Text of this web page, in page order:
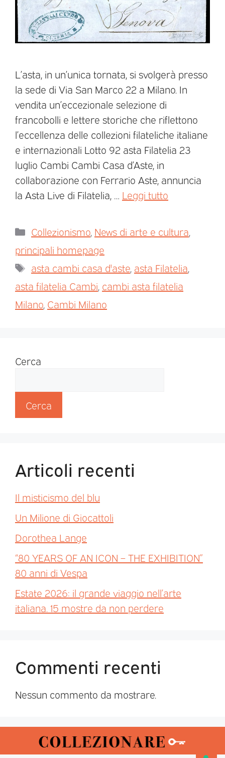
L’asta, in un’unica tornata, si svolgerà presso
la sede di Via San Marco 22 a Milano. In
vendita un’eccezionale selezione di
francobolli e lettere storiche che riflettono
l’eccellenza delle collezioni filateliche italiane
e internazionali Lotto 92 asta Filatelia 23
luglio Cambi Cambi Casa d’Aste, in
collaborazione con Ferrario Aste, annuncia
la Asta Live di Filatelia, … Leggi tutto
Collezionismo News di arte e cultura
principali homepage
asta cambi casa d'aste asta Filatelia
asta filatelia Cambi cambi asta filatelia
Milano Cambi Milano
Cerca
Cerca
Articoli recenti
Il misticismo del blu
Un Milione di Giocattoli
Dorothea Lange
“80 YEARS OF AN ICON – THE EXHIBITION”
80 anni di Vespa
Estate 2026: il grande viaggio nell’arte
italiana. 15 mostre da non perdere
Commenti recenti
Nessun commento da mostrare.